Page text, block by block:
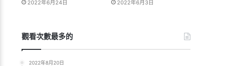
2022年6月24日 2022年6月3日
觀看次數最多的
2022年8月20日